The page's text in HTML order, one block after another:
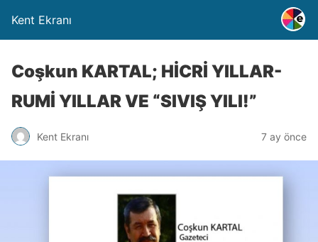
Kent Ekranı
Coşkun KARTAL; HİCRİ YILLAR-
RUMİ YILLAR VE “SIVIŞ YILI!”
Kent Ekranı 7 ay önce